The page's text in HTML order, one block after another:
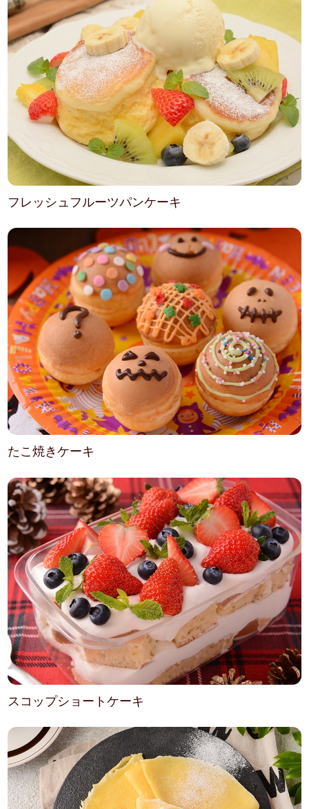
フレッシュフルーツパンケーキ
たこ焼きケーキ
スコップショートケーキ